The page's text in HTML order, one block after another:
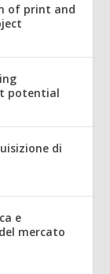
of print and
potential
di
e
mercato